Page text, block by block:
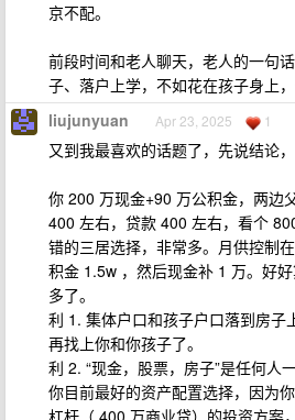
京不配。
前段时间和老人聊天，老人的一句
子、落户上学，不如花在孩子身上
liujunyuan Apr 23, 2025 1
又到我最喜欢的话题了，先说结论，
你 200 万现金+90 万公积金，两边
400 左右，贷款 400 左右，看个
错的三居选择，非常多。月供控制
积金 1.5w ，然后现金补 1 万。好
多了。
利 1. 集体户口和孩子户口落到房子
再找上你和你孩子了。
利 2. “现金，股票，房子”是任何人
你目前最好的资产配置选择，因为
杠杆（ 400 万商业贷）的投资方案